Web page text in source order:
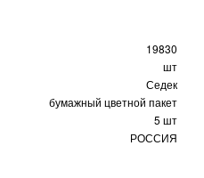
19830
шт
Седек
бумажный цветной пакет
5 шт
РОССИЯ